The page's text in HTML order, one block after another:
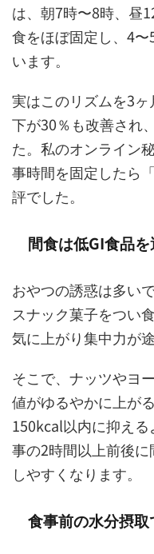
は、朝7時〜8時、昼
食をほぼ固定し、4
います。
実はこのリズムを3
下が30％も改善され
た。私のオンライン
事時間を固定したら
評でした。
間食は低GI食品
おやつの誘惑は多い
スナック菓子をつい
気に上がり集中力が
そこで、ナッツやヨ
値がゆるやかに上が
150kcal以内に抑え
事の2時間以上前後
しやすくなります。
食事前の水分摂